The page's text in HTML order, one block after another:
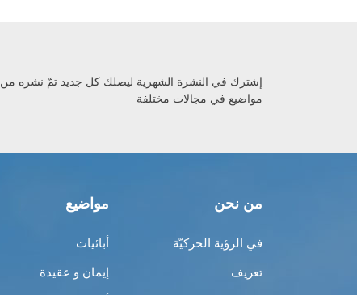
إشترك في النشرة الشهرية ليصلك كل جديد تمّ نشره من
مواضيع في مجالات مختلفة
من نحن
في الرؤية الحركيّة
تعريف
مواضيع
أبائيات
إيمان و عقيدة